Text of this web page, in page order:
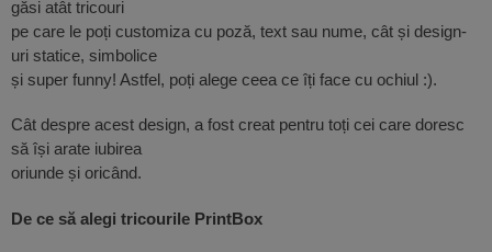
găsi atât tricouri
pe care le poți customiza cu poză, text sau nume, cât și design-
uri statice, simbolice
și super funny! Astfel, poți alege ceea ce îți face cu ochiul :).
Cât despre acest design, a fost creat pentru toți cei care doresc
să își arate iubirea
oriunde și oricând.
De ce să alegi tricourile PrintBox